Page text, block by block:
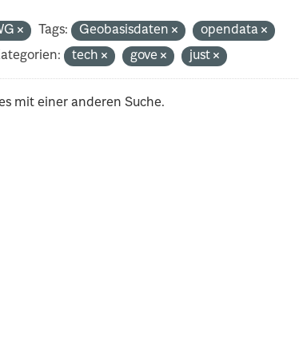
Tags: Geobasisdaten
opendata
tech gove just
mit einer anderen Suche.